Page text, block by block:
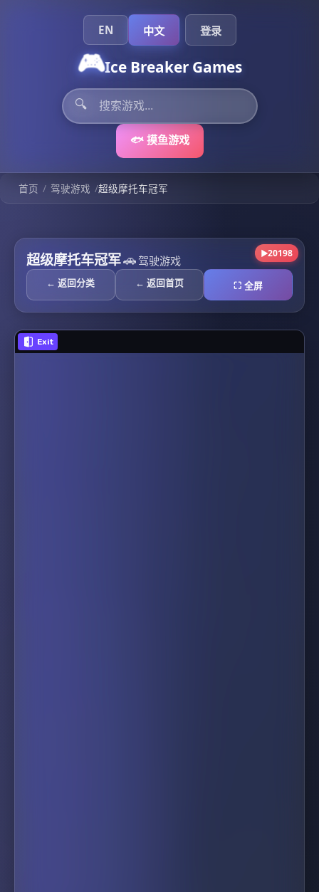
🎮Ice Breaker Games
🔍
🐟 摸鱼游戏
EN 中文 登录
首页 / 驾驶游戏 /超级摩托车冠军
超级摩托车冠军 ▶20198
🚗 驾驶游戏
← 返回分类 ← 返回首页 ⛶ 全屏